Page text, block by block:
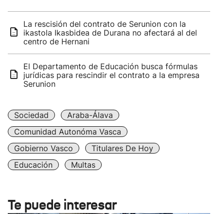
La rescisión del contrato de Serunion con la
ikastola Ikasbidea de Durana no afectará al del
centro de Hernani
El Departamento de Educación busca fórmulas
jurídicas para rescindir el contrato a la empresa
Serunion
Sociedad
Araba-Álava
Comunidad Autonóma Vasca
Gobierno Vasco
Titulares De Hoy
Educación
Multas
Te puede interesar